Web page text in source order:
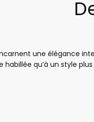
une élégance
habillée qu’à un style
un bon maintien et une